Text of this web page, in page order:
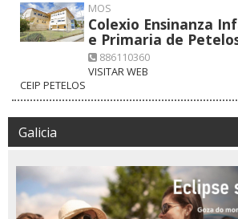
MOS
Colexio Ensinanza
e Primaria de
886110360
VISITAR WEB
CEIP PETELOS
Galicia